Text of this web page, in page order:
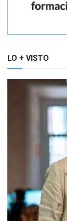
LO + VISTO